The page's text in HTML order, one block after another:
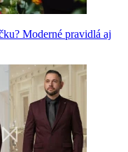
Moderné pravidlá aj